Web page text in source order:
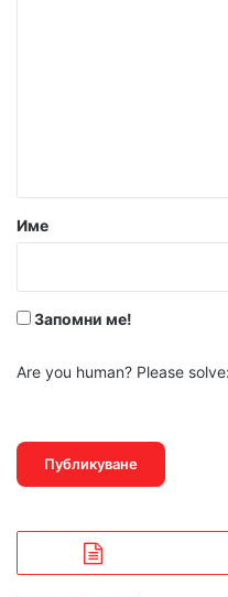
р
Име
Запомни ме!
Are you human? Please solve: